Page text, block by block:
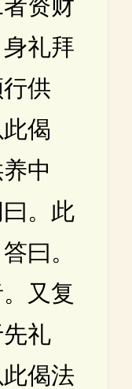
资财
礼拜
供
偈
中
。此
曰。
又复
礼
偈法